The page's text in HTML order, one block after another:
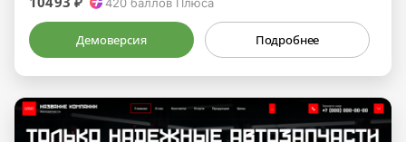
420 баллов Плюса
Демоверсия Подробнее